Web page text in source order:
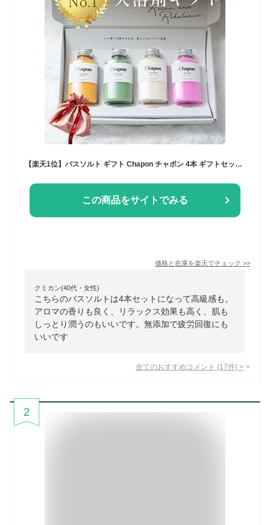
【楽天1位】バスソルト ギフト Chapon チャポン 4本 ギフトセット お中元 高級 入浴剤 誕生日 出産内祝 出産祝い 内祝 お返し プレゼント 女性 男性 癒し グッズ 疲れ リラックス プチギフト おしゃれ かわいい アロマ 保湿 無添加
この商品をサイトでみる
価格と在庫を楽天でチェック >>
クミカン(40代・女性)
こちらのバスソルトは4本セットになって高級感も。
アロマの香りも良く、リラックス効果も高く、肌も
しっとり潤うのもいいです。無添加で疲労回復にも
いいです
全てのおすすめコメント (17件) >
2